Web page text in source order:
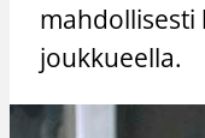
mahdollisesti
joukkueella.